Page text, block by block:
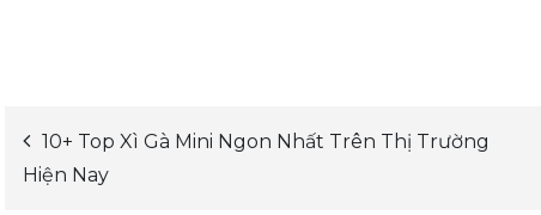
Post
10+ Top Xì Gà Mini Ngon Nhất Trên Thị Trường
Hiện Nay